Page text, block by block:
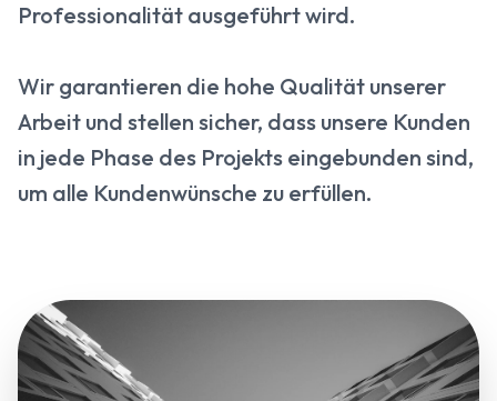
Professionalität ausgeführt wird.
Wir garantieren die hohe Qualität unserer
Arbeit und stellen sicher, dass unsere Kunden
in jede Phase des Projekts eingebunden sind,
um alle Kundenwünsche zu erfüllen.